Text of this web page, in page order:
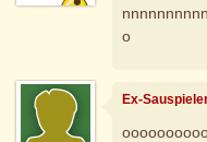
o
Ex-